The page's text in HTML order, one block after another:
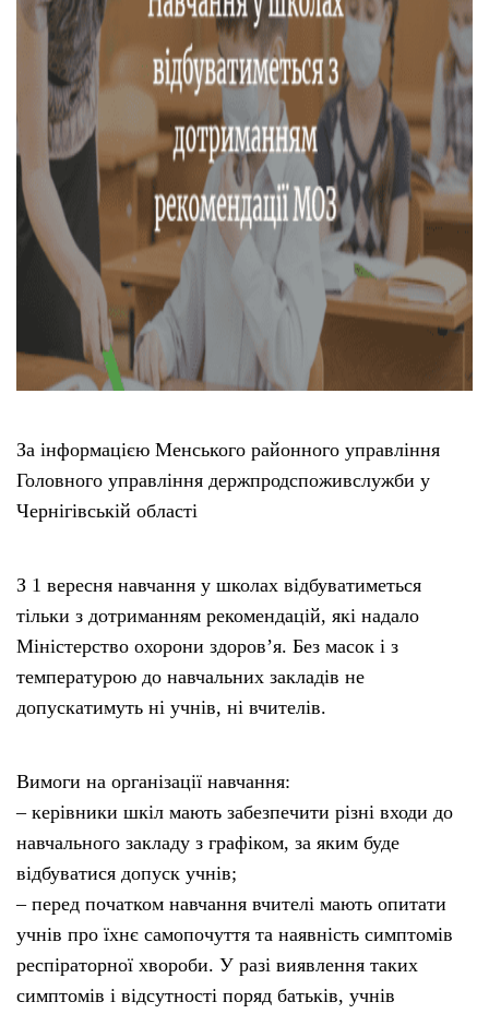
За інформацією Менського районного управління
Головного управління держпродспоживслужби у
Чернігівській області
З 1 вересня навчання у школах відбуватиметься
тільки з дотриманням рекомендацій, які надало
Міністерство охорони здоров’я. Без масок і з
температурою до навчальних закладів не
допускатимуть ні учнів, ні вчителів.
Вимоги на організації навчання:
– керівники шкіл мають забезпечити різні входи до
навчального закладу з графіком, за яким буде
відбуватися допуск учнів;
– перед початком навчання вчителі мають опитати
учнів про їхнє самопочуття та наявність симптомів
респіраторної хвороби. У разі виявлення таких
симптомів і відсутності поряд батьків, учнів